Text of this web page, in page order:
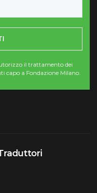
il trattamento dei
capo a Fondazione Milano.